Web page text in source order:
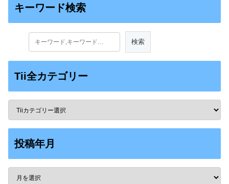
キーワード検索
Tii全カテゴリー
投稿年月